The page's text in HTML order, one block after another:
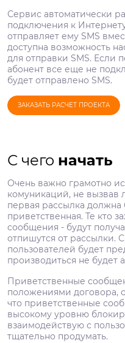
Сервис автоматически
подключения к
отправляет ему SMS
доступна возможность
для отправки SMS. Если
абонент все еще не
будет отправлено SMS.
ЗАКАЗАТЬ РАСЧЕТ ПРОЕКТА
С чего начать
Очень важно грамотно
комуникаций, не вызвав
первая рассылка должна
приветственная. Те кто
сообщения - будут
отпишутся от рассылки.
пользователей будет
производиться не будет
Приветственные
положениями договора,
что приветственные
высокому уровню
взаимодействую с
тщательно продумать.